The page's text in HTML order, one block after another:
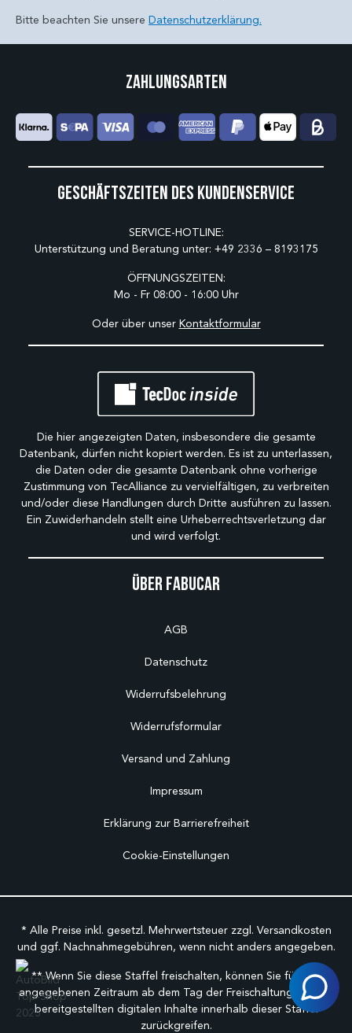
Bitte beachten Sie unsere Datenschutzerklärung.
Über Fabucar
AGB
Datenschutz
Widerrufsbelehrung
Widerrufsformular
Versand und Zahlung
Impressum
Erklärung zur Barrierefreiheit
Cookie-Einstellungen
Geschäftszeiten des Kundenservice
SERVICE-HOTLINE:
Unterstützung und Beratung unter: +49 2336 – 8193175
ÖFFNUNGSZEITEN:
Mo - Fr 08:00 - 16:00 Uhr
Oder über unser Kontaktformular
Zahlungsarten
Die hier angezeigten Daten, insbesondere die gesamte
Datenbank, dürfen nicht kopiert werden. Es ist zu unterlassen,
die Daten oder die gesamte Datenbank ohne vorherige
Zustimmung von TecAlliance zu vervielfältigen, zu verbreiten
und/oder diese Handlungen durch Dritte ausführen zu lassen.
Ein Zuwiderhandeln stellt eine Urheberrechtsverletzung dar
und wird verfolgt.
* Alle Preise inkl. gesetzl. Mehrwertsteuer zzgl. Versandkosten
und ggf. Nachnahmegebühren, wenn nicht anders angegeben.
** Wenn Sie diese Staffel freischalten, können Sie für den
angegebenen Zeitraum ab dem Tag der Freischaltung auf alle
bereitgestellten digitalen Inhalte innerhalb dieser Staffel
zurückgreifen.